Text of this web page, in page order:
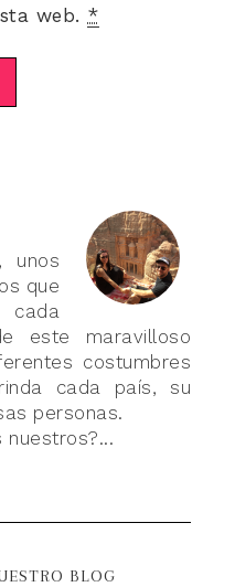
web. *
unos
que
cada
este maravilloso
costumbres
cada país, su
personas.
nuestros?...
BLOG